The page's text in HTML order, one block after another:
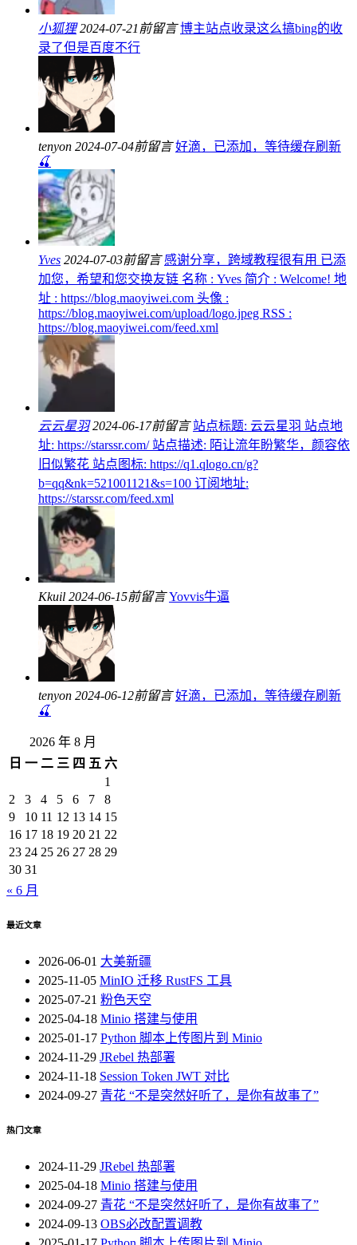
小狐狸 2024-07-21前留言 博主站点收录这么搞bing的收
录了但是百度不行
tenyon 2024-07-04前留言 好滴，已添加，等待缓存刷新
🍒
Yves 2024-07-03前留言 感谢分享，跨域教程很有用 已添
加您，希望和您交换友链 名称 : Yves 简介 : Welcome! 地
址 : https://blog.maoyiwei.com 头像 :
https://blog.maoyiwei.com/upload/logo.jpeg RSS :
https://blog.maoyiwei.com/feed.xml
云云星羽 2024-06-17前留言 站点标题: 云云星羽 站点地
址: https://starssr.com/ 站点描述: 陌让流年盼繁华，颜容依
旧似繁花 站点图标: https://q1.qlogo.cn/g?
b=qq&nk=521001121&s=100 订阅地址:
https://starssr.com/feed.xml
Kkuil 2024-06-15前留言 Yovvis牛逼
tenyon 2024-06-12前留言 好滴，已添加，等待缓存刷新
🍒
2026 年 8 月
日 一 二 三 四 五 六
1
2
3 4 5 6 7
8
9
10 11 12 13 14 15
16 17 18 19 20 21 22
23 24 25 26 27 28 29
30 31
« 6 月
最近文章
2026-06-01 大美新疆
2025-11-05 MinIO 迁移 RustFS 工具
2025-07-21 粉色天空
2025-04-18 Minio 搭建与使用
2025-01-17 Python 脚本上传图片到 Minio
2024-11-29 JRebel 热部署
2024-11-18 Session Token JWT 对比
2024-09-27 青花 “不是突然好听了，是你有故事了”
热门文章
2024-11-29 JRebel 热部署
2025-04-18 Minio 搭建与使用
2024-09-27 青花 “不是突然好听了，是你有故事了”
2024-09-13 OBS必改配置调教